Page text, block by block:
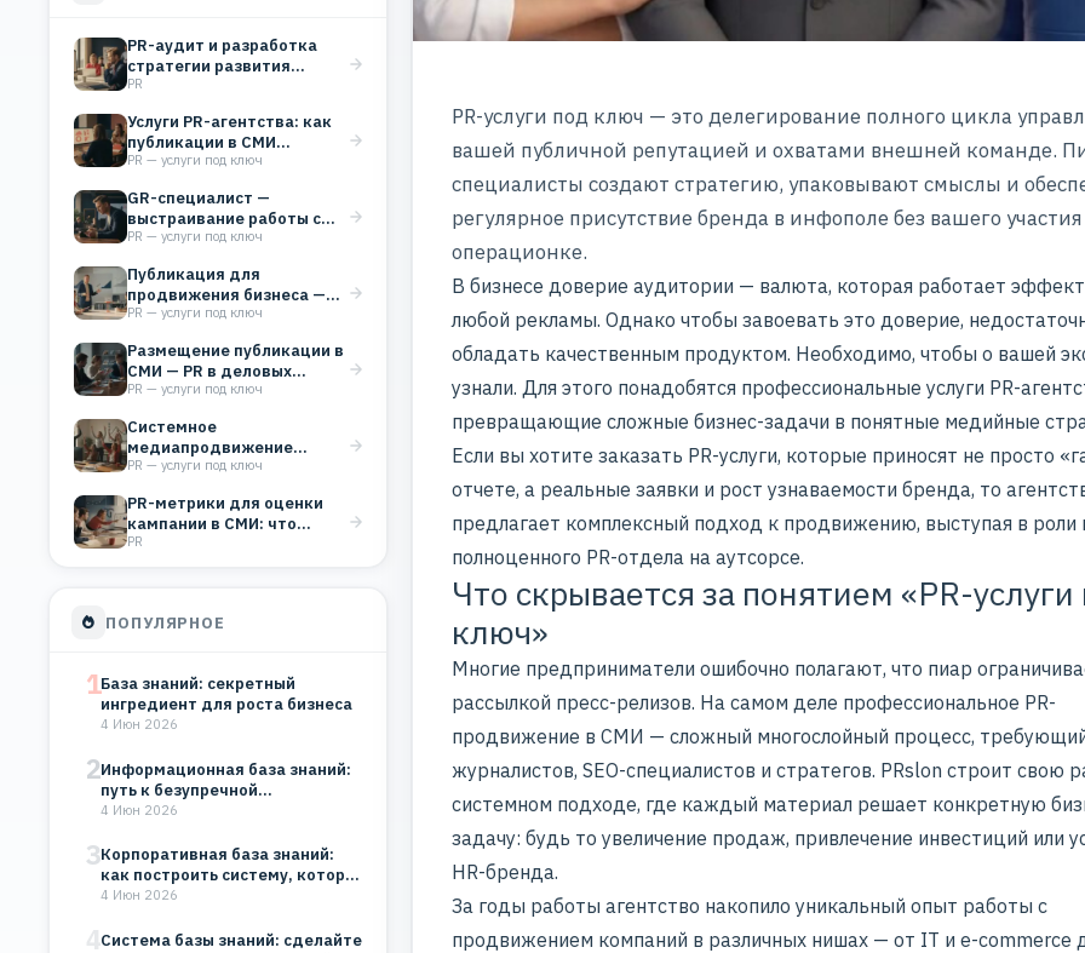
PR-аудит и разработка
стратегии развития
бизнеса
PR
Услуги PR-агентства: как
публикации в СМИ
помогают бизнесу расти
PR — услуги под ключ
GR-специалист —
выстраивание работы с
государством для победы
PR — услуги под ключ
Публикация для
продвижения бизнеса —
что реально работает, а
PR — услуги под ключ
Размещение публикации в
СМИ — PR в деловых
изданиях для…
PR — услуги под ключ
Системное
медиапродвижение
бизнеса: рекламные
работают на поток…
PR — услуги под ключ
PR-метрики для оценки
кампании в СМИ: что
измерять и зачем
PR
ПОПУЛЯРНОЕ
1База знаний: секретный
ингредиент для роста бизнеса
4 Июн 2026
2Информационная база знаний:
путь к безупречной
организации
4 Июн 2026
3Корпоративная база знаний:
как построить систему, которая
будет работать на…
4 Июн 2026
4Система базы знаний: сделайте
PR-услуги под ключ — это делегирование полного цикла
вашей публичной репутацией и охватами внешней команде.
специалисты создают стратегию, упаковывают смыслы и
регулярное присутствие бренда в инфополе без вашего
операционке.
В бизнесе доверие аудитории — валюта, которая работает
любой рекламы. Однако чтобы завоевать это доверие,
обладать качественным продуктом. Необходимо, чтобы о вашей
узнали. Для этого понадобятся профессиональные услуги PR-
превращающие сложные бизнес-задачи в понятные медийные
Если вы хотите заказать PR-услуги, которые приносят не просто
отчете, а реальные заявки и рост узнаваемости бренда, то
предлагает комплексный подход к продвижению, выступая в роли
полноценного PR-отдела на аутсорсе.
Что скрывается за понятием «PR-
ключ»
Многие предприниматели ошибочно полагают, что пиар
рассылкой пресс-релизов. На самом деле профессиональное PR-
продвижение в СМИ — сложный многослойный процесс,
журналистов, SEO-специалистов и стратегов. PRslon строит свою
системном подходе, где каждый материал решает конкретную
задачу: будь то увеличение продаж, привлечение инвестиций или
HR-бренда.
За годы работы агентство накопило уникальный опыт работы с
продвижением компаний в различных нишах — от IT и e-commerce